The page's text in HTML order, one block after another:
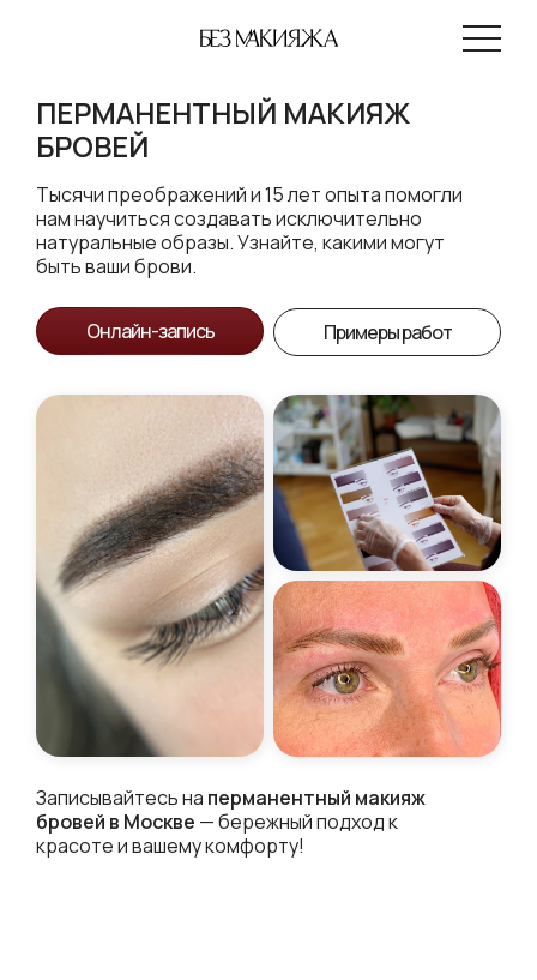
Записывайтесь на перманентный макияж
бровей в Москве — бережный подход к
красоте и вашему комфорту!
Тысячи преображений и 15 лет опыта помогли
нам научиться создавать исключительно
натуральные образы. Узнайте, какими могут
быть ваши брови.
ПЕРМАНЕНТНЫЙ МАКИЯЖ
БРОВЕЙ
Онлайн-запись
Онлайн-запись Примеры работ